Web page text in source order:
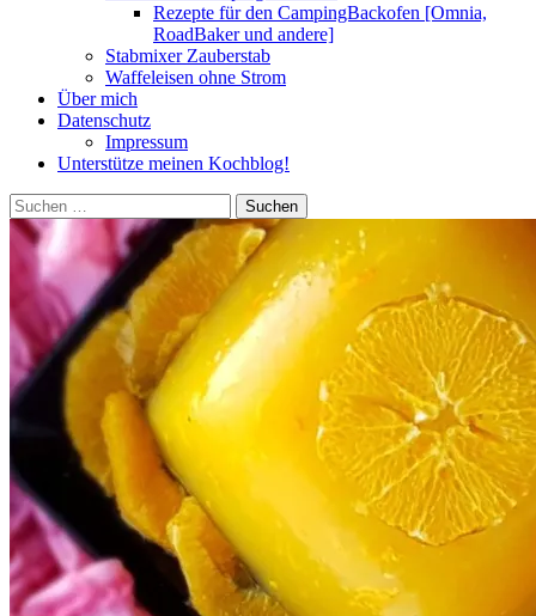
Rezepte für den CampingBackofen [Omnia,
RoadBaker und andere]
Stabmixer Zauberstab
Waffeleisen ohne Strom
Über mich
Datenschutz
Impressum
Unterstütze meinen Kochblog!
Suchen
nach: